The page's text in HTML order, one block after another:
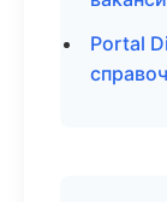
Portal